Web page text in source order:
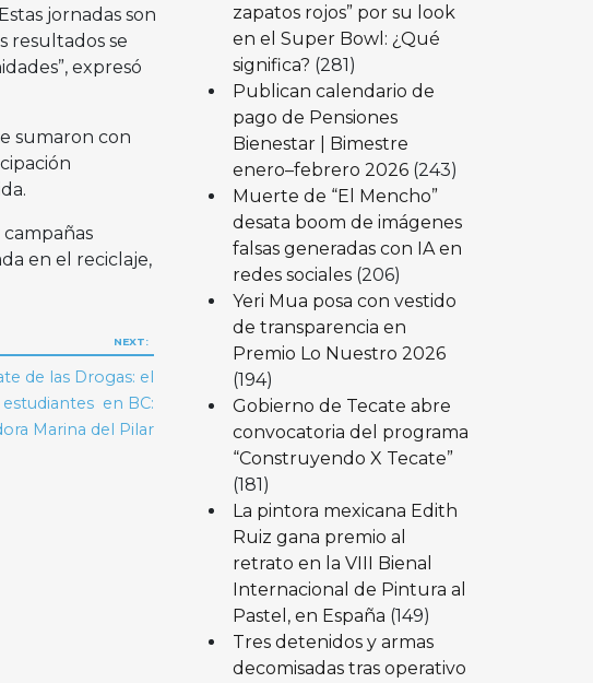
jornadas son
resultados se
expresó
sumaron con
en el reciclaje,
NEXT:
de las Drogas: el
en BC:
Marina del Pilar
zapatos rojos” por su look
en el Super Bowl: ¿Qué
significa? (281)
Publican calendario de
pago de Pensiones
Bienestar | Bimestre
enero–febrero 2026 (243)
Muerte de “El Mencho”
desata boom de imágenes
falsas generadas con IA en
redes sociales (206)
Yeri Mua posa con vestido
de transparencia en
Premio Lo Nuestro 2026
(194)
Gobierno de Tecate abre
convocatoria del programa
“Construyendo X Tecate”
(181)
La pintora mexicana Edith
Ruiz gana premio al
retrato en la VIII Bienal
Internacional de Pintura al
Pastel, en España (149)
Tres detenidos y armas
decomisadas tras operativo